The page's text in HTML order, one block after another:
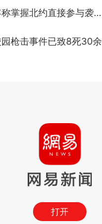
俄黑客称掌握北约直接参与袭俄证据
打开